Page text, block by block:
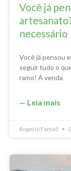
Você já
necessário
Você já pensou
seguir tudo o
ramo! A venda
— Leia mais
Rogerio Fameli